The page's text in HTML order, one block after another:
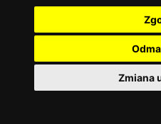
Zmiana
Język